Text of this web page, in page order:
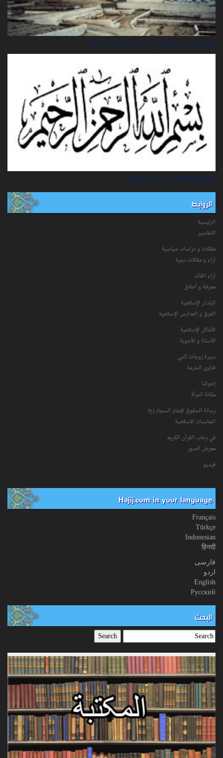
محاصرة بني هاشم في شعب أبي طالب (20)
حكم الصلاة في مساجد الشيعة
الروابط
الرئيسية
التفاسیر
مقالات و دراسات سياسية
آراء و مقالات دينية
آراء القائد
معرفة و أخلاق
البلدان الإسلامية
الفرق و المدارس الإسلامية
الأماكن الإسلامية
الأسئلة و الأجوبة
سیرۀ زوجات النبي
فتاوی الحرمة
إخواننا
مكانة‌ المرأة
رسالة الحقوق للإمام السجاد (ع)
المناسبات الاسلامیة
في رحاب القرآن الکریم
معرض الصور
فیدیو
Hajij.com in your language
Français
Türkçe
Indonesian
हिनदी
فارسی
اردو
English
Русский
البحث